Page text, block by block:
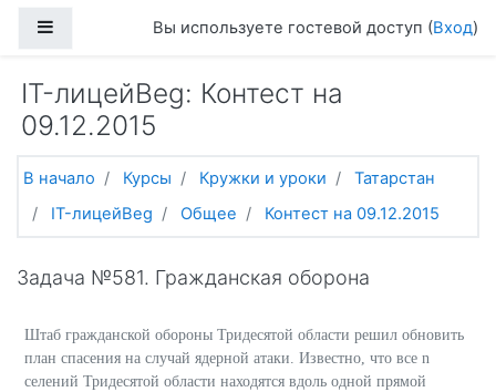
Боковая панельВы используете гостевой доступ (Вход)
IT-лицейBeg: Контест на
09.12.2015
В начало Курсы Кружки и уроки
Татарстан
IT-лицейBeg
Общее Контест на 09.12.2015
Задача №581. Гражданская оборона
Штаб гражданской обороны Тридесятой области решил обновить
план спасения на случай ядерной атаки. Известно, что все n
селений Тридесятой области находятся вдоль одной прямой